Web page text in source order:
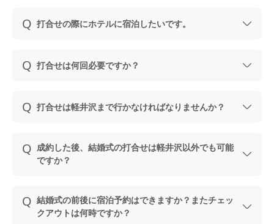
打合せの際にホテルに宿泊したいです。
打合せは何回必要ですか？
打合せは軽井沢まで行かなければなりませんか？
成約した後、結婚式の打合せは軽井沢以外でも可能
ですか？
結婚式の前後に宿泊予約はできますか？またチェッ
クアウトは何時ですか？